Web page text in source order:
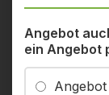
Angebot
ein Angebot